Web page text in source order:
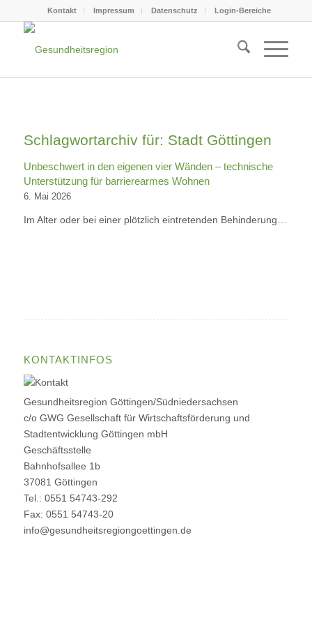
Kontakt Impressum Datenschutz Login-Bereiche
Schlagwortarchiv für: Stadt Göttingen
Unbeschwert in den eigenen vier Wänden – technische
Unterstützung für barrierearmes Wohnen
6. Mai 2026
Im Alter oder bei einer plötzlich eintretenden Behinderung…
KONTAKTINFOS
Gesundheitsregion Göttingen/Südniedersachsen
c/o GWG Gesellschaft für Wirtschaftsförderung und
Stadtentwicklung Göttingen mbH
Geschäftsstelle
Bahnhofsallee 1b
37081 Göttingen
Tel.: 0551 54743-292
Fax: 0551 54743-20
info@gesundheitsregiongoettingen.de